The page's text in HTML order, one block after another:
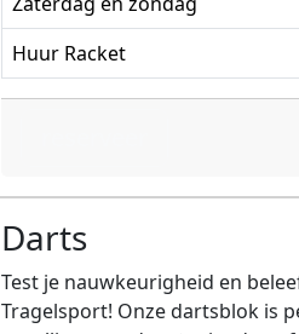
Huur Racket
Darts
Test je nauwkeurigheid en
Tragelsport! Onze dartsblok is